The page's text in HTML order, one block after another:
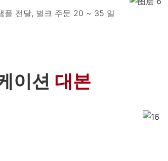
플 전달, 벌크 주문 20 ~ 35 일
이션 대본